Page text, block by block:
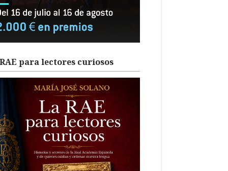
para lectores curiosos